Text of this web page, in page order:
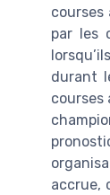
courses
par les
durant
courses
accrue,